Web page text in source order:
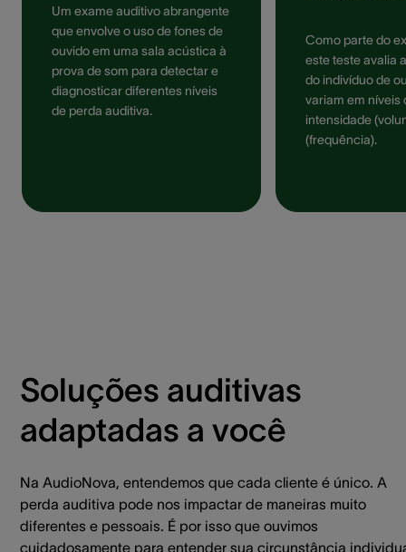
Um exame auditivo abrangente
que envolve o uso de fones de
ouvido em uma sala acústica à
prova de som para detectar e
diagnosticar diferentes níveis
de perda auditiva.
Como parte do
este teste avalia
do indivíduo de
variam em níveis
intensidade
(frequência).
Soluções auditivas
adaptadas a você
Na AudioNova, entendemos que cada cliente é único. A
perda auditiva pode nos impactar de maneiras muito
diferentes e pessoais. É por isso que ouvimos
cuidadosamente para entender sua circunstância